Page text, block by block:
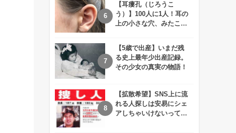
【耳瘻孔（じろうこ
う）】100人に1人！耳の
上の小さな穴、みたこと
【5歳で出産】いまだ残
る史上最年少出産記録。
その少女の真実の物語！
【拡散希望】SNS上に流
れる人探しは安易にシェ
アしちゃいけないって知